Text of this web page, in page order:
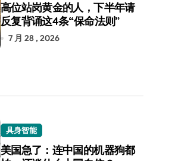
高位站岗黄金的人，下半年请
反复背诵这4条“保命法则”
7 月 28 , 2026
具身智能
美国急了：连中国的机器狗都